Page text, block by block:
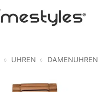
» UHREN » DAMENUHREN